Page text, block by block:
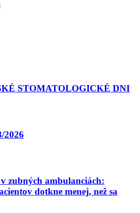
STOMATOLOGICKÉ DNI
2026
zubných ambulanciách:
dotkne menej, než sa